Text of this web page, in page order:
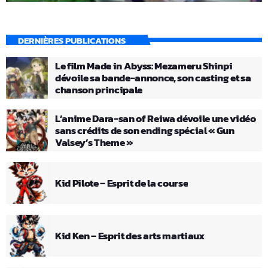
DERNIÈRES PUBLICATIONS
Le film Made in Abyss: Mezameru Shinpi
dévoile sa bande-annonce, son casting et sa
chanson principale
L’anime Dara-san of Reiwa dévoile une vidéo
sans crédits de son ending spécial « Gun
Valsey’s Theme »
Kid Pilote – Esprit de la course
Kid Ken – Esprit des arts martiaux